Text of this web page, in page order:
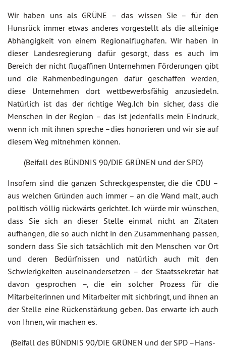
Wir haben uns als GRÜNE – das wissen Sie – für den
Hunsrück immer etwas anderes vorgestellt als die alleinige
Abhängigkeit von einem Regionalflughafen. Wir haben in
dieser Landesregierung dafür gesorgt, dass es auch im
Bereich der nicht flugaffinen Unternehmen Förderungen gibt
und die Rahmenbedingungen dafür geschaffen werden,
diese Unternehmen dort wettbewerbsfähig anzusiedeln.
Natürlich ist das der richtige Weg.Ich bin sicher, dass die
Menschen in der Region – das ist jedenfalls mein Eindruck,
wenn ich mit ihnen spreche –dies honorieren und wir sie auf
diesem Weg mitnehmen können.
(Beifall des BÜNDNIS 90/DIE GRÜNEN und der SPD)
Insofern sind die ganzen Schreckgespenster, die die CDU –
aus welchen Gründen auch immer – an die Wand malt, auch
politisch völlig rückwärts gerichtet. Ich würde mir wünschen,
dass Sie sich an dieser Stelle einmal nicht an Zitaten
aufhängen, die so auch nicht in den Zusammenhang passen,
sondern dass Sie sich tatsächlich mit den Menschen vor Ort
und deren Bedürfnissen und natürlich auch mit den
Schwierigkeiten auseinandersetzen – der Staatssekretär hat
davon gesprochen –, die ein solcher Prozess für die
Mitarbeiterinnen und Mitarbeiter mit sichbringt, und ihnen an
der Stelle eine Rückenstärkung geben. Das erwarte ich auch
von Ihnen, wir machen es.
(Beifall des BÜNDNIS 90/DIE GRÜNEN und der SPD –Hans-